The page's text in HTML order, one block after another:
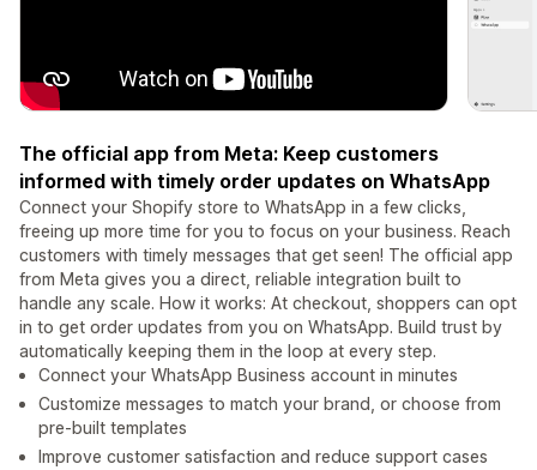
The official app from Meta: Keep customers
informed with timely order updates on WhatsApp
Connect your Shopify store to WhatsApp in a few clicks,
freeing up more time for you to focus on your business. Reach
customers with timely messages that get seen! The official app
from Meta gives you a direct, reliable integration built to
handle any scale. How it works: At checkout, shoppers can opt
in to get order updates from you on WhatsApp. Build trust by
automatically keeping them in the loop at every step.
Connect your WhatsApp Business account in minutes
Customize messages to match your brand, or choose from
pre-built templates
Improve customer satisfaction and reduce support cases